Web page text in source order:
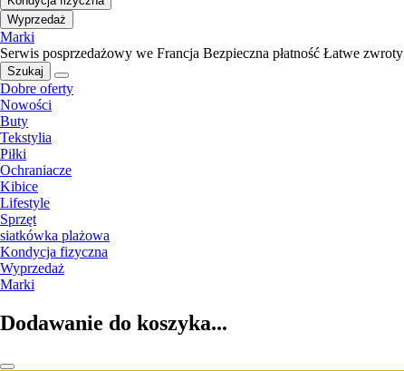
Wyprzedaż
Marki
Serwis posprzedażowy we Francja Bezpieczna płatność Łatwe zwroty
Szukaj
Dobre oferty
Nowości
Buty
Tekstylia
Piłki
Ochraniacze
Kibice
Lifestyle
Sprzęt
siatkówka plażowa
Kondycja fizyczna
Wyprzedaż
Marki
Dodawanie do koszyka...